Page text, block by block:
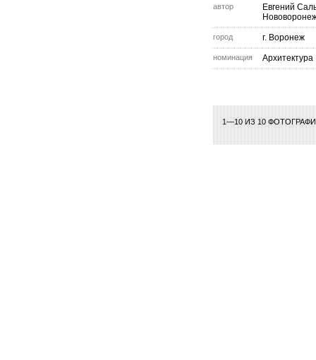
автор
Евгений
город г. Воронеж
номинация Архитектура
1—10 ИЗ 10